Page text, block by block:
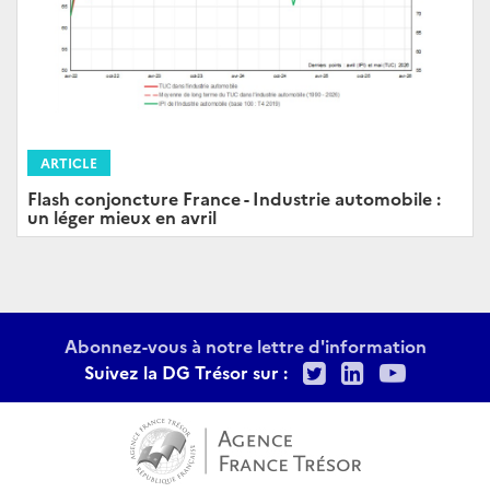
ARTICLE
Flash conjoncture France - Industrie automobile :
un léger mieux en avril
Abonnez-vous à notre lettre d'information
Suivez la DG Trésor sur :
TwitterLinkedIn